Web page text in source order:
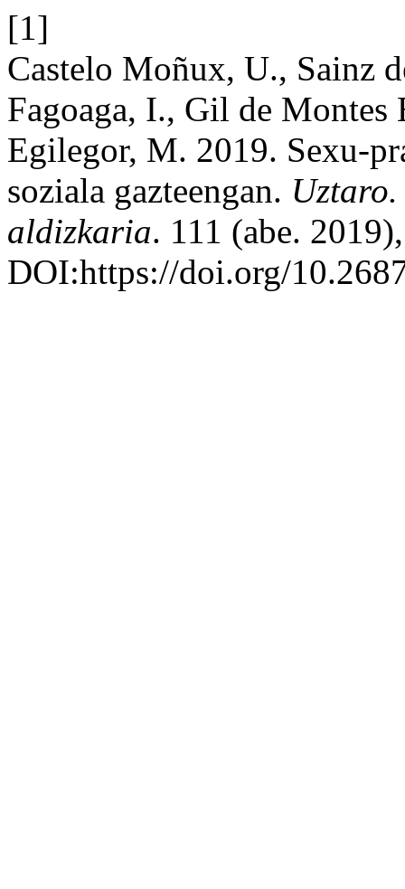
[1]
Castelo Moñux, U., Sainz
Fagoaga, I., Gil de Montes
Egilegor, M. 2019. Sexu-
soziala gazteengan.
aldizkaria. 111 (abe.
DOI:https://doi.org/